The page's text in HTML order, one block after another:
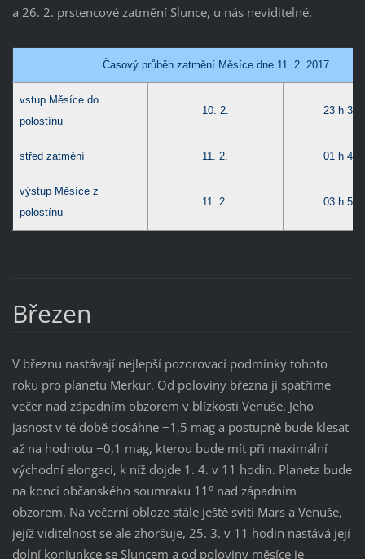
a 26. 2. prstencové zatmění Slunce, u nás neviditelné.
Časový průběh zatmění Měsíce dne 11. 2. 2017
vstup Měsíce do
polostínu
10. 2. 23 h 34
střed zatmění 11. 2. 01 h 44
výstup Měsíce z
polostínu
11. 2. 03 h 54
Březen
V březnu nastávají nejlepší pozorovací podmínky tohoto
roku pro planetu Merkur. Od poloviny března ji spatříme
večer nad západním obzorem v blízkosti Venuše. Jeho
jasnost v té době dosáhne −1,5 mag a postupně bude klesat
až na hodnotu −0,1 mag, kterou bude mít při maximální
východní elongaci, k níž dojde 1. 4. v 11 hodin. Planeta bude
na konci občanského soumraku 11° nad západním
obzorem. Na večerní obloze stále ještě svítí Mars a Venuše,
jejíž viditelnost se ale zhoršuje, 25. 3. v 11 hodin nastává její
dolní konjunkce se Sluncem a od poloviny měsíce je